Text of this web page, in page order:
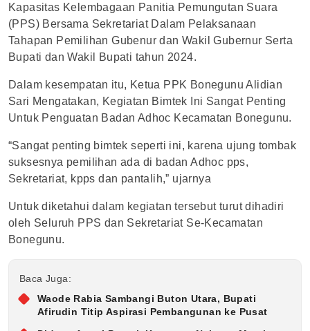
Kapasitas Kelembagaan Panitia Pemungutan Suara
(PPS) Bersama Sekretariat Dalam Pelaksanaan
Tahapan Pemilihan Gubenur dan Wakil Gubernur Serta
Bupati dan Wakil Bupati tahun 2024.
Dalam kesempatan itu, Ketua PPK Bonegunu Alidian
Sari Mengatakan, Kegiatan Bimtek Ini Sangat Penting
Untuk Penguatan Badan Adhoc Kecamatan Bonegunu.
“Sangat penting bimtek seperti ini, karena ujung tombak
suksesnya pemilihan ada di badan Adhoc pps,
Sekretariat, kpps dan pantalih,” ujarnya
Untuk diketahui dalam kegiatan tersebut turut dihadiri
oleh Seluruh PPS dan Sekretariat Se-Kecamatan
Bonegunu.
Baca Juga:
Waode Rabia Sambangi Buton Utara, Bupati
Afirudin Titip Aspirasi Pembangunan ke Pusat